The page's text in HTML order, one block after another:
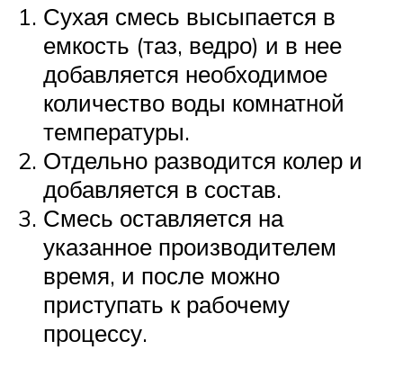
Сухая смесь высыпается в
емкость (таз, ведро) и в нее
добавляется необходимое
количество воды комнатной
температуры.
Отдельно разводится колер и
добавляется в состав.
Смесь оставляется на
указанное производителем
время, и после можно
приступать к рабочему
процессу.